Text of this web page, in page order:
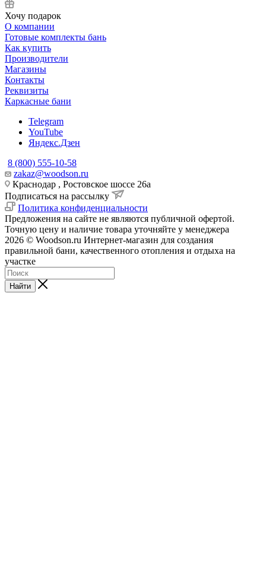
Хочу подарок
О компании
Готовые комплекты бань
Как купить
Производители
Магазины
Контакты
Реквизиты
Каркасные бани
Telegram
YouTube
Яндекс.Дзен
8 (800) 555-10-58
zakaz@woodson.ru
Краснодар , Ростовское шоссе 26а
Подписаться на рассылку
Политика конфиденциальности
Предложения на сайте не являются публичной офертой.
Точную цену и наличие товара уточняйте у менеджера
2026 © Woodson.ru Интернет-магазин для создания
правильной бани, качественного отопления и отдыха на
участке
Найти